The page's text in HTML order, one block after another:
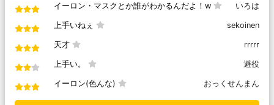
イーロン・マスクとか誰がわかるんだよ！w いろは
上手いねぇ sekoinen
天才 rrrrr
上手い。 避役
イーロン(色んな) おっくせんまん